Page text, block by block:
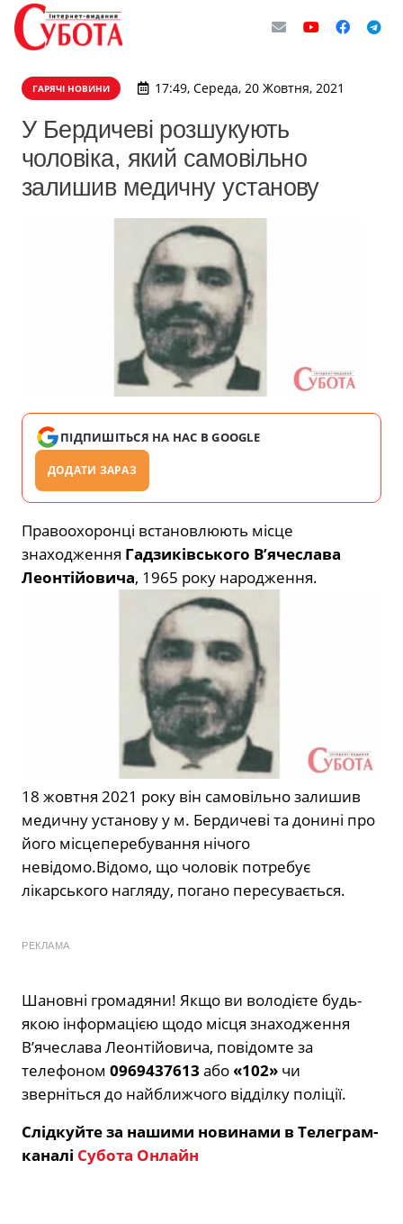
ГАРЯЧІ НОВИНИ 17:49, Середа, 20 Жовтня, 2021
У Бердичеві розшукують
чоловіка, який самовільно
залишив медичну установу
ПІДПИШІТЬСЯ НА НАС В GOOGLE
ДОДАТИ ЗАРАЗ
Правоохоронці встановлюють місце
знаходження Гадзиківського В’ячеслава
Леонтійовича, 1965 року народження.
18 жовтня 2021 року він самовільно залишив
медичну установу у м. Бердичеві та донині про
його місцеперебування нічого
невідомо.Відомо, що чоловік потребує
лікарського нагляду, погано пересувається.
РЕКЛАМА
Шановні громадяни! Якщо ви володієте будь-
якою інформацією щодо місця знаходження
В’ячеслава Леонтійовича, повідомте за
телефоном 0969437613 або«102» чи
зверніться до найближчого відділку поліції.
Слідкуйте за нашими новинами в Телеграм-
каналі Субота Онлайн